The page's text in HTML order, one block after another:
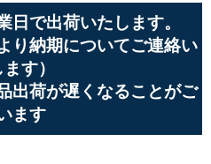
日で出荷いたします。
り納期についてご連絡い
す）
出荷が遅くなることがご
ます